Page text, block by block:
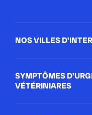
NOS VILLES
SYMPTÔMES
VÉTÉRINIARES